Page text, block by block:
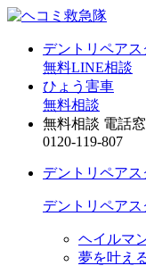
デントリペアス
無料LINE相談
ひょう害車
無料相談
無料相談 電話
0120-119-807
デントリペアス
デントリペア
ヘイルマ
夢を叶え